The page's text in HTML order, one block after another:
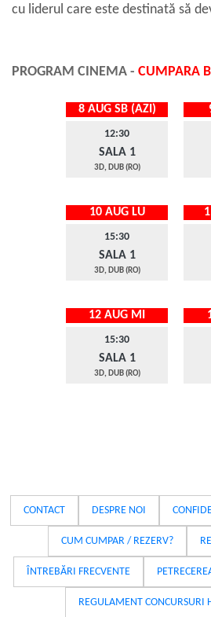
cu liderul care este destinată să
PROGRAM CINEMA - CUMPARA
8 AUG SB (AZI)
12:30
SALA 1
3D, DUB (RO)
10 AUG LU
15:30
SALA 1
3D, DUB (RO)
12 AUG MI
15:30
SALA 1
3D, DUB (RO)
CONTACT DESPRE NOI
CUM CUMPAR / REZERV?
ÎNTREBĂRI FRECVENTE
REGULAMENT CONCURSURI